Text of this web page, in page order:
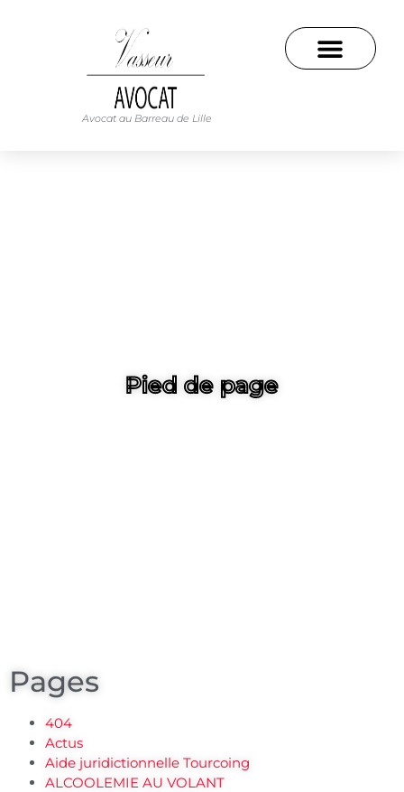
Avocat au Barreau de Lille
Pied de page
Pages
404
Actus
Aide juridictionnelle Tourcoing
ALCOOLEMIE AU VOLANT